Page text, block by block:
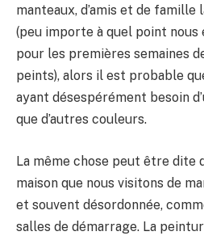
manteaux, d’amis et de
(peu importe à quel point nous
pour les premières semaines
peints), alors il est probable
ayant désespérément besoin
que d’autres couleurs.
La même chose peut être dite
maison que nous visitons de
et souvent désordonnée,
salles de démarrage. La